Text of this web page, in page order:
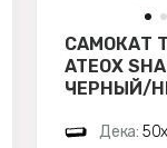
САМОКАТ
ATEOX
ЧЕРНЫЙ/
Дека: